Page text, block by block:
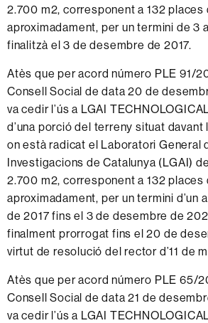
2.700 m2, corresponent a 132 places
aproximadament, per un termini de 3
finalitzà el 3 de desembre de 2017.
Atès que per acord número PLE 91/
Consell Social de data 20 de
va cedir l’ús a LGAI
d’una porció del terreny situat davant
on està radicat el Laboratori General
Investigacions de Catalunya (LGAI)
2.700 m2, corresponent a 132 places
aproximadament, per un termini d’un
de 2017 fins el 3 de desembre de
finalment prorrogat fins el 20 de
virtut de resolució del rector d’11 de
Atès que per acord número PLE 65/
Consell Social de data 21 de
va cedir l’ús a LGAI